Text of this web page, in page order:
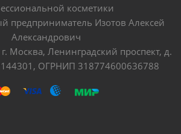
косметики
предприниматель Изотов Алексей
Александрович
Москва, Ленинградский проспект, д.
ОГРНИП 318774600636788